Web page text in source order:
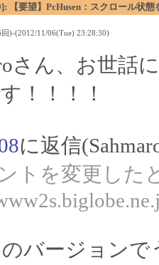
【要望】PcHusen：スクロール状態
)-(2012/11/06(Tue) 23:28:30)
さん、お世話
！！！！
に返信
トを変更した
バージョン